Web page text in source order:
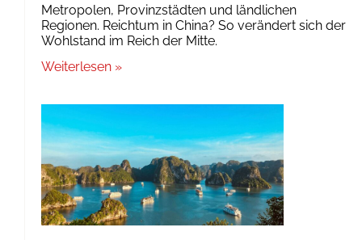
Metropolen, Provinzstädten und ländlichen
Regionen. Reichtum in China? So verändert sich der
Wohlstand im Reich der Mitte.
Weiterlesen »